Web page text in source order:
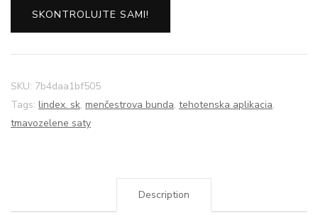
SKONTROLUJTE SAMI!
SKU: 7b4daa1bf505
Tags: lindex. sk, menčestrova bunda, tehotenska aplikacia,
tmavozelene saty
Description